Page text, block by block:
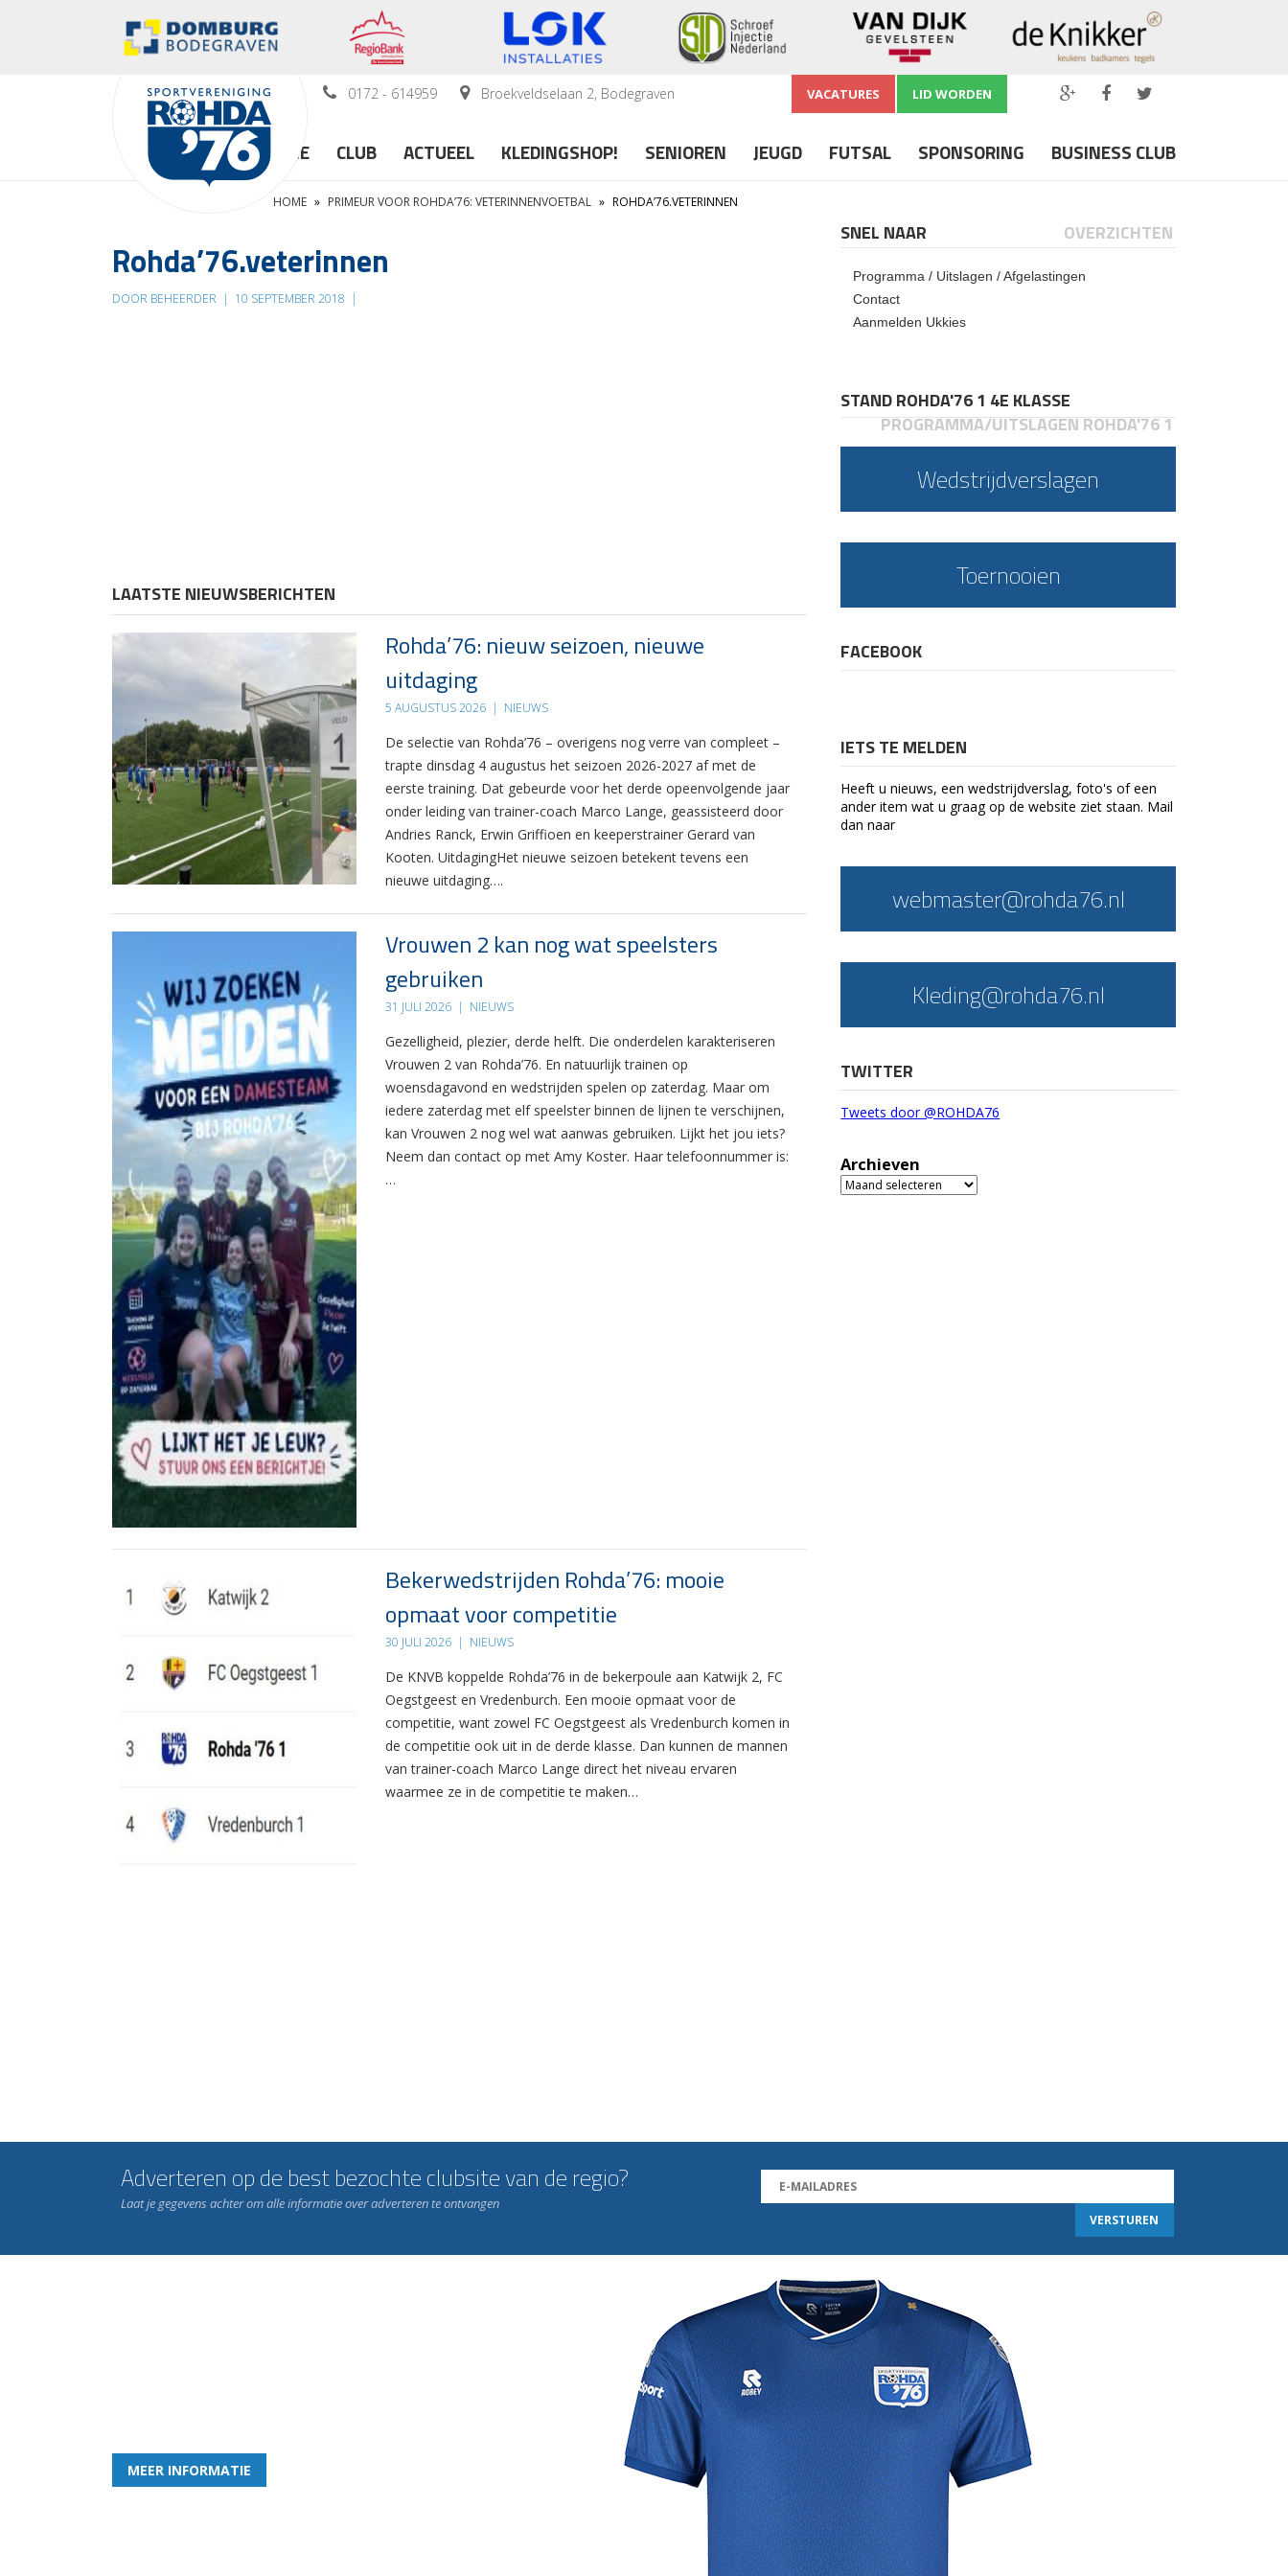
0172 - 614959 Broekveldselaan 2, Bodegraven VACATURES LID WORDEN
HOME CLUB ACTUEEL KLEDINGSHOP! SENIOREN JEUGD FUTSAL SPONSORING BUSINESS CLUB
HOME » PRIMEUR VOOR ROHDA’76: VETERINNENVOETBAL » ROHDA’76.VETERINNEN
Rohda’76.veterinnen
DOOR BEHEERDER | 10 SEPTEMBER 2018 |
LAATSTE NIEUWSBERICHTEN
Rohda’76: nieuw seizoen, nieuwe
uitdaging
5 AUGUSTUS 2026 | NIEUWS
De selectie van Rohda’76 – overigens nog verre van compleet –
trapte dinsdag 4 augustus het seizoen 2026-2027 af met de
eerste training. Dat gebeurde voor het derde opeenvolgende jaar
onder leiding van trainer-coach Marco Lange, geassisteerd door
Andries Ranck, Erwin Griffioen en keeperstrainer Gerard van
Kooten. UitdagingHet nieuwe seizoen betekent tevens een
nieuwe uitdaging….
Vrouwen 2 kan nog wat speelsters
gebruiken
31 JULI 2026 | NIEUWS
Gezelligheid, plezier, derde helft. Die onderdelen karakteriseren
Vrouwen 2 van Rohda’76. En natuurlijk trainen op
woensdagavond en wedstrijden spelen op zaterdag. Maar om
iedere zaterdag met elf speelster binnen de lijnen te verschijnen,
kan Vrouwen 2 nog wel wat aanwas gebruiken. Lijkt het jou iets?
Neem dan contact op met Amy Koster. Haar telefoonnummer is:
…
Bekerwedstrijden Rohda’76: mooie
opmaat voor competitie
30 JULI 2026 | NIEUWS
De KNVB koppelde Rohda’76 in de bekerpoule aan Katwijk 2, FC
Oegstgeest en Vredenburch. Een mooie opmaat voor de
competitie, want zowel FC Oegstgeest als Vredenburch komen in
de competitie ook uit in de derde klasse. Dan kunnen de mannen
van trainer-coach Marco Lange direct het niveau ervaren
waarmee ze in de competitie te maken…
SNEL NAAR OVERZICHTEN
Programma / Uitslagen / Afgelastingen
Contact
Aanmelden Ukkies
STAND ROHDA'76 1 4E KLASSE
PROGRAMMA/UITSLAGEN ROHDA'76 1
Wedstrijdverslagen
Toernooien
FACEBOOK
IETS TE MELDEN
Heeft u nieuws, een wedstrijdverslag, foto's of een
ander item wat u graag op de website ziet staan. Mail
dan naar
webmaster@rohda76.nl
Kleding@rohda76.nl
TWITTER
Tweets door @ROHDA76
Archieven
Archieven
Adverteren op de best bezochte clubsite van de regio?
Laat je gegevens achter om alle informatie over adverteren te ontvangen
MEER INFORMATIE